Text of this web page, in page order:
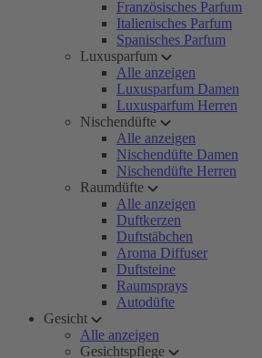
Französisches Parfum
Italienisches Parfum
Spanisches Parfum
Luxusparfum
Alle anzeigen
Luxusparfum Damen
Luxusparfum Herren
Nischendüfte
Alle anzeigen
Nischendüfte Damen
Nischendüfte Herren
Raumdüfte
Alle anzeigen
Duftkerzen
Duftstäbchen
Aroma Diffuser
Duftsteine
Raumsprays
Autodüfte
Gesicht
Alle anzeigen
Gesichtspflege